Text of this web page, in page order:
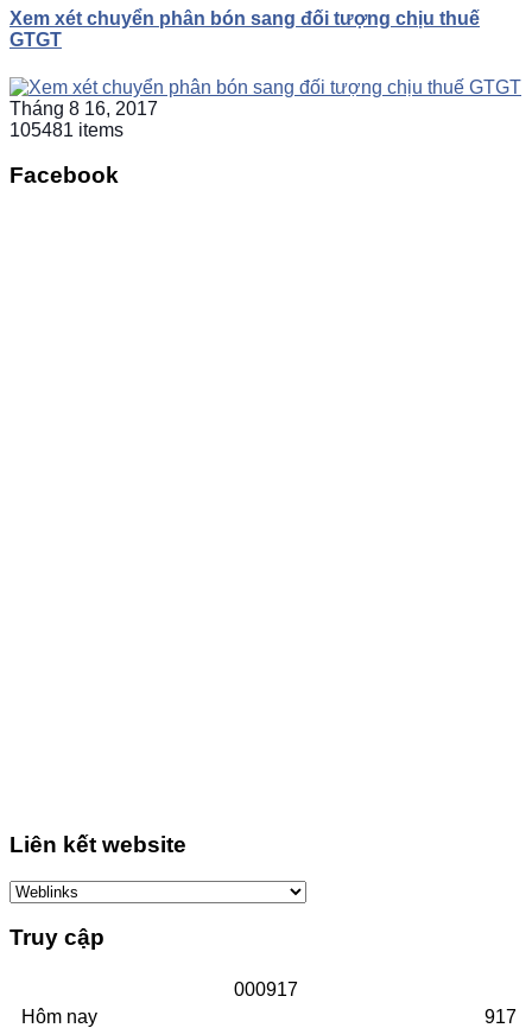
Xem xét chuyển phân bón sang đối tượng chịu thuế
GTGT
Tháng 8 16, 2017
105481 items
Facebook
Liên kết website
Truy cập
000917
Hôm nay
917